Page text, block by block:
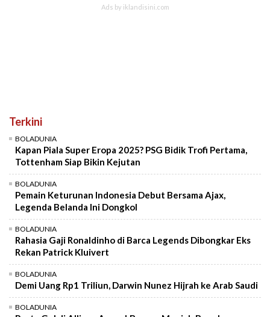
Terkini
BOLADUNIA
Kapan Piala Super Eropa 2025? PSG Bidik Trofi Pertama,
Tottenham Siap Bikin Kejutan
BOLADUNIA
Pemain Keturunan Indonesia Debut Bersama Ajax,
Legenda Belanda Ini Dongkol
BOLADUNIA
Rahasia Gaji Ronaldinho di Barca Legends Dibongkar Eks
Rekan Patrick Kluivert
BOLADUNIA
Demi Uang Rp1 Triliun, Darwin Nunez Hijrah ke Arab Saudi
BOLADUNIA